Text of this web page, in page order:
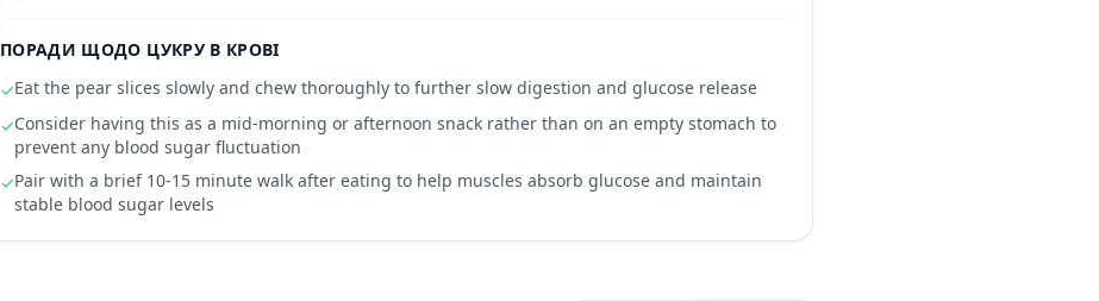
ПОРАДИ ЩОДО ЦУКРУ В КРОВІ
✓Eat the pear slices slowly and chew thoroughly to further slow digestion and glucose release
✓Consider having this as a mid-morning or afternoon snack rather than on an empty stomach to
prevent any blood sugar fluctuation
✓Pair with a brief 10-15 minute walk after eating to help muscles absorb glucose and maintain
stable blood sugar levels